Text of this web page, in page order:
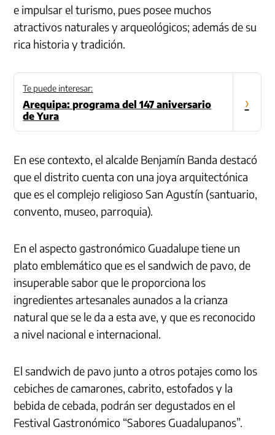
e impulsar el turismo, pues posee muchos
atractivos naturales y arqueológicos; además de su
rica historia y tradición.
Te puede interesar:
Arequipa: programa del 147 aniversario
de Yura
›
En ese contexto, el alcalde Benjamín Banda destacó
que el distrito cuenta con una joya arquitectónica
que es el complejo religioso San Agustín (santuario,
convento, museo, parroquia).
En el aspecto gastronómico Guadalupe tiene un
plato emblemático que es el sandwich de pavo, de
insuperable sabor que le proporciona los
ingredientes artesanales aunados a la crianza
natural que se le da a esta ave, y que es reconocido
a nivel nacional e internacional.
El sandwich de pavo junto a otros potajes como los
cebiches de camarones, cabrito, estofados y la
bebida de cebada, podrán ser degustados en el
Festival Gastronómico “Sabores Guadalupanos”.